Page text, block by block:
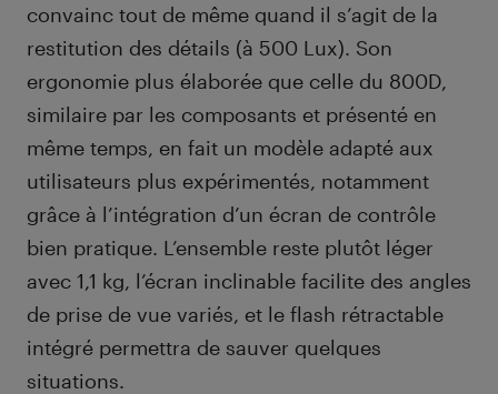
convainc tout de même quand il s’agit de la
restitution des détails (à 500 Lux). Son
ergonomie plus élaborée que celle du 800D,
similaire par les composants et présenté en
même temps, en fait un modèle adapté aux
utilisateurs plus expérimentés, notamment
grâce à l’intégration d’un écran de contrôle
bien pratique. L’ensemble reste plutôt léger
avec 1,1 kg, l’écran inclinable facilite des angles
de prise de vue variés, et le flash rétractable
intégré permettra de sauver quelques
situations.